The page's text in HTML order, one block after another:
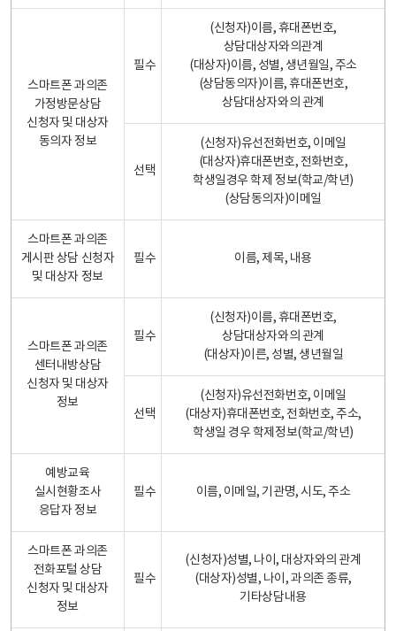
스마트폰 과의존
가정방문상담
신청자 및 대상자
동의자 정보
필수
(신청자)이름, 휴대폰번호,
상담대상자와의관계
(대상자)이름, 성별, 생년월일, 주소
(상담동의자)이름, 휴대폰번호,
상담대상자와의 관계
선택
(신청자)유선전화번호, 이메일
(대상자)휴대폰번호, 전화번호,
학생일경우 학제 정보(학교/학년)
(상담동의자)이메일
스마트폰 과의존
게시판 상담 신청자
및 대상자 정보
필수 이름, 제목, 내용
스마트폰 과의존
센터내방상담
신청자 및 대상자
정보
필수
(신청자)이름, 휴대폰번호,
상담대상자와의 관계
(대상자)이른, 성별, 생년월일
선택
(신청자)유선전화번호, 이메일
(대상자)휴대폰번호, 전화번호, 주소,
학생일 경우 학제정보(학교/학년)
예방교육
실시현황조사
응답자 정보
필수 이름, 이메일, 기관명, 시도, 주소
스마트폰 과의존
전화포털 상담
신청자 및 대상자
정보
필수
(신청자)성별, 나이, 대상자와의 관계
(대상자)성별, 나이, 과의존 종류,
기타상담내용